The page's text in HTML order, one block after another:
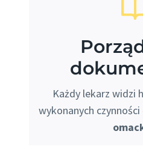
Każdy lekarz widzi
wykonanych czynności